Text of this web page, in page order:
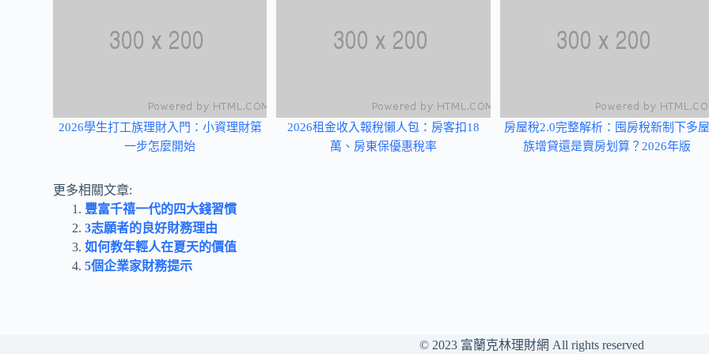
2026學生打工族理財入門：小資理財第
一步怎麼開始
2026租金收入報稅懶人包：房客扣18
萬、房東保優惠稅率
房屋稅2.0完整解析：囤房稅新制下多屋
族增貸還是賣房划算？2026年版
更多相關文章:
豐富千禧一代的四大錢習慣
3志願者的良好財務理由
如何教年輕人在夏天的價值
5個企業家財務提示
© 2023 富蘭克林理財網 All rights reserved